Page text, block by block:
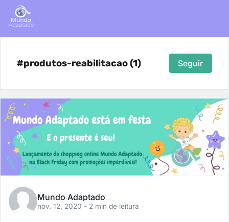
#produtos-reabilitacao (1) Seguir
Mundo Adaptado
nov. 12, 2020 - 2 min de leitura